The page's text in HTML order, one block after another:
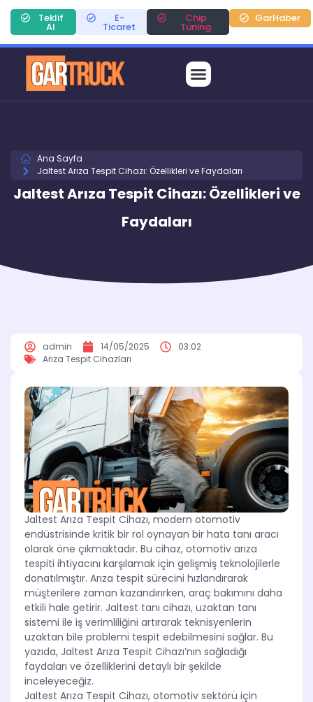
Teklif
Al
E-
Ticaret
Chip
Tuning
GarHaber
Ana Sayfa
Jaltest Arıza Tespit Cihazı: Özellikleri ve Faydaları
Jaltest Arıza Tespit Cihazı: Özellikleri ve
Faydaları
admin 14/05/2025
03:02
Arıza Tespit Cihazları
Jaltest Arıza Tespit Cihazı, modern otomotiv
endüstrisinde kritik bir rol oynayan bir hata tanı aracı
olarak öne çıkmaktadır. Bu cihaz, otomotiv arıza
tespiti ihtiyacını karşılamak için gelişmiş teknolojilerle
donatılmıştır. Arıza tespit sürecini hızlandırarak
müşterilere zaman kazandırırken, araç bakımını daha
etkili hale getirir. Jaltest tanı cihazı, uzaktan tanı
sistemi ile iş verimliliğini artırarak teknisyenlerin
uzaktan bile problemi tespit edebilmesini sağlar. Bu
yazıda, Jaltest Arıza Tespit Cihazı’nın sağladığı
faydaları ve özelliklerini detaylı bir şekilde
inceleyeceğiz.
Jaltest Arıza Tespit Cihazı, otomotiv sektörü için